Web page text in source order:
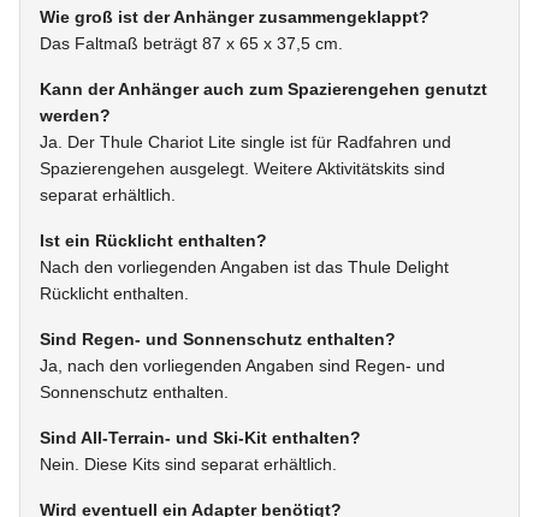
Wie groß ist der Anhänger zusammengeklappt?
Das Faltmaß beträgt 87 x 65 x 37,5 cm.
Kann der Anhänger auch zum Spazierengehen genutzt
werden?
Ja. Der Thule Chariot Lite single ist für Radfahren und
Spazierengehen ausgelegt. Weitere Aktivitätskits sind
separat erhältlich.
Ist ein Rücklicht enthalten?
Nach den vorliegenden Angaben ist das Thule Delight
Rücklicht enthalten.
Sind Regen- und Sonnenschutz enthalten?
Ja, nach den vorliegenden Angaben sind Regen- und
Sonnenschutz enthalten.
Sind All-Terrain- und Ski-Kit enthalten?
Nein. Diese Kits sind separat erhältlich.
Wird eventuell ein Adapter benötigt?